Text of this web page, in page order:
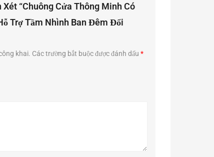
Phần loa có thể hiệu chỉnh volume sao cho âm
“Chuông Cửa Thông Minh Có
Trợ Tầm Nhình Ban Đêm Đổi
khai. Các trường bắt buộc được đánh dấu *